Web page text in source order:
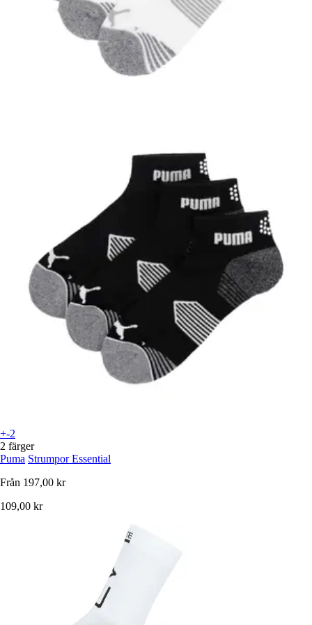
+-2
2 färger
Puma Strumpor Essential
Från 197,00 kr
109,00 kr